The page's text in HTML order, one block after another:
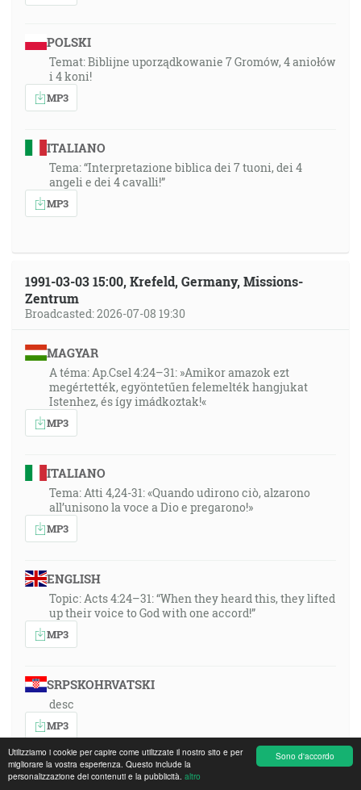
Sono d'accordo
Utilizziamo i cookie per capire come utilizzate il nostro sito e per
migliorare la vostra esperienza. Questo include la
personalizzazione dei contenuti e la pubblicità. altro
POLSKI
Temat: Biblijne uporządkowanie 7 Gromów, 4 aniołów
i 4 koni!
MP3
ITALIANO
Tema: “Interpretazione biblica dei 7 tuoni, dei 4
angeli e dei 4 cavalli!”
MP3
1991-03-03 15:00, Krefeld, Germany, Missions-
Zentrum
Broadcasted: 2026-07-08 19:30
MAGYAR
A téma: Ap.Csel 4:24–31: »Amikor amazok ezt
megértették, egyöntetűen felemelték hangjukat
Istenhez, és így imádkoztak!«
MP3
ITALIANO
Tema: Atti 4,24-31: «Quando udirono ciò, alzarono
all’unisono la voce a Dio e pregarono!»
MP3
ENGLISH
Topic: Acts 4:24–31: “When they heard this, they lifted
up their voice to God with one accord!”
MP3
SRPSKOHRVATSKI
desc
MP3
FRANÇAIS